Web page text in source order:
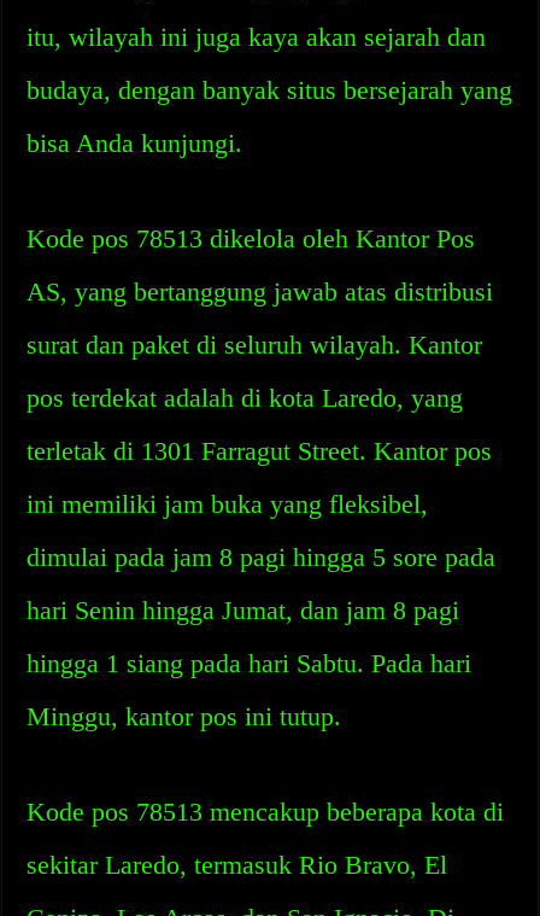
itu, wilayah ini juga kaya akan sejarah dan
budaya, dengan banyak situs bersejarah yang
bisa Anda kunjungi.
Kode pos 78513 dikelola oleh Kantor Pos
AS, yang bertanggung jawab atas distribusi
surat dan paket di seluruh wilayah. Kantor
pos terdekat adalah di kota Laredo, yang
terletak di 1301 Farragut Street. Kantor pos
ini memiliki jam buka yang fleksibel,
dimulai pada jam 8 pagi hingga 5 sore pada
hari Senin hingga Jumat, dan jam 8 pagi
hingga 1 siang pada hari Sabtu. Pada hari
Minggu, kantor pos ini tutup.
Kode pos 78513 mencakup beberapa kota di
sekitar Laredo, termasuk Rio Bravo, El